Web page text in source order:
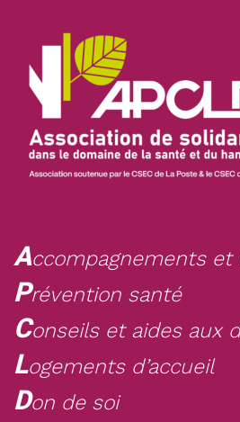
Accompagnements et
Prévention santé
Conseils et aides aux
Logements d’accueil
Don de soi